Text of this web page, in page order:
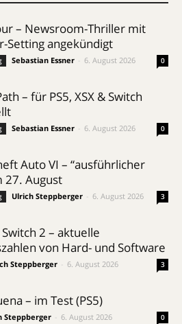
– Newsroom-Thriller mit
Setting angekündigt
Sebastian Essner 6. August 2026 0
– für PS5, XSX & Switch
Sebastian Essner 6. August 2026 0
Auto VI – “ausführlicher
27. August
Ulrich Steppberger 6. August 2026 3
2 – aktuelle
von Hard- und Software
Steppberger 6. August 2026 3
– im Test (PS5)
Steppberger 6. August 2026 0